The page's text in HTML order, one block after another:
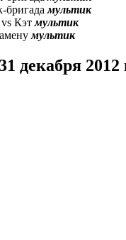
бригадамультик
Кэтмультик
мультик
декабря 2012